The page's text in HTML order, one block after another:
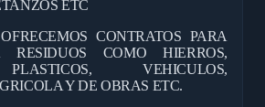
ETC
CONTRATOS PARA
COMO HIERROS,
VEHICULOS,
Y DE OBRAS ETC.